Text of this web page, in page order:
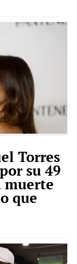
Torres
su 49
muerte
que